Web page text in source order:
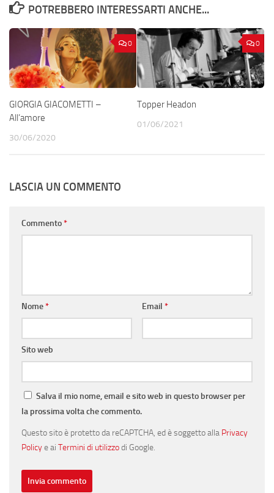
POTREBBERO INTERESSARTI ANCHE...
0
GIORGIA GIACOMETTI –
All’amore
30/06/2020
0
Topper Headon
01/06/2021
LASCIA UN COMMENTO
Commento*
Nome* Email *
Sito web
Salva il mio nome, email e sito web in questo browser per
la prossima volta che commento.
Questo sito è protetto da reCAPTCHA, ed è soggetto alla Privacy
Policye ai Termini di utilizzodi Google.